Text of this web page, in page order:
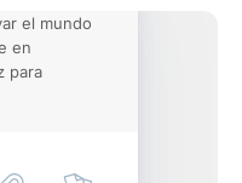
el mundo
en
para